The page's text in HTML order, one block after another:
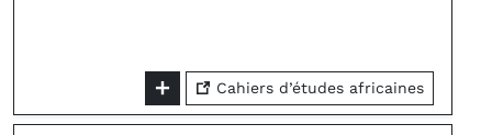
Cahiers d’études africaines